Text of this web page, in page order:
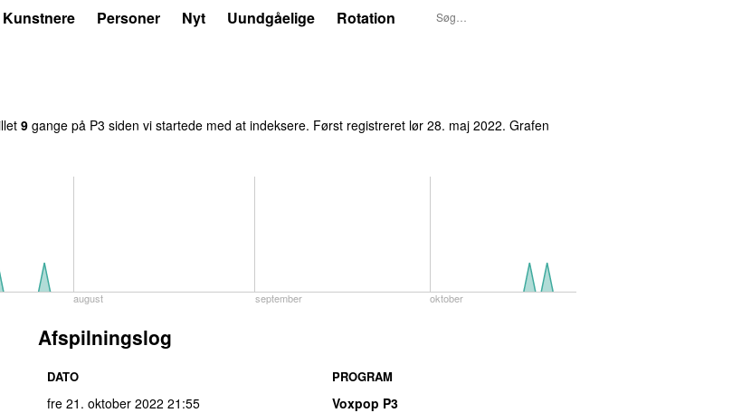
Kunstnere Personer Nyt Uundgåelige Rotation
9 gange på P3 siden vi startede med at indeksere. Først registreret lør 28. maj 2022. Grafen
august september oktober
Afspilningslog
DATO PROGRAM
fre 21. oktober 2022 21:55
Voxpop P3